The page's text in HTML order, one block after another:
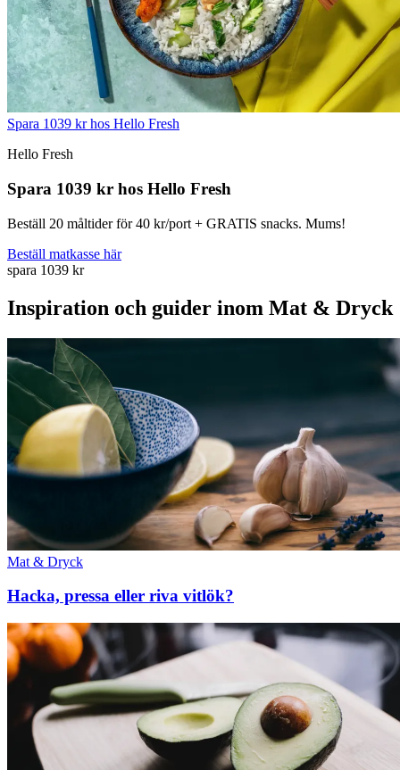
Spara 1039 kr hos Hello Fresh
Hello Fresh
Spara 1039 kr hos Hello Fresh
Beställ 20 måltider för 40 kr/port + GRATIS snacks. Mums!
Beställ matkasse här
spara 1039 kr
Inspiration och guider inom Mat & Dryck
Mat & Dryck
Hacka, pressa eller riva vitlök?